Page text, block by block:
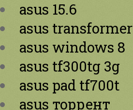
asus 15.6
asus
asus windows 8
asus tf300tg 3g
asus pad tf700t
asus торрент